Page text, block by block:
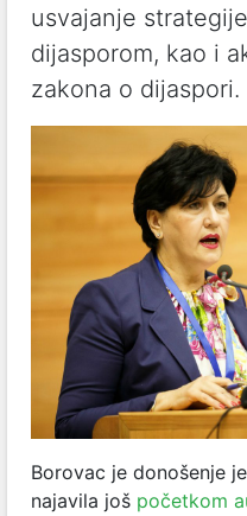
usvajanje
dijasporom, kao i
zakona o dijaspori.
Borovac je donošenje
najavila još početkom